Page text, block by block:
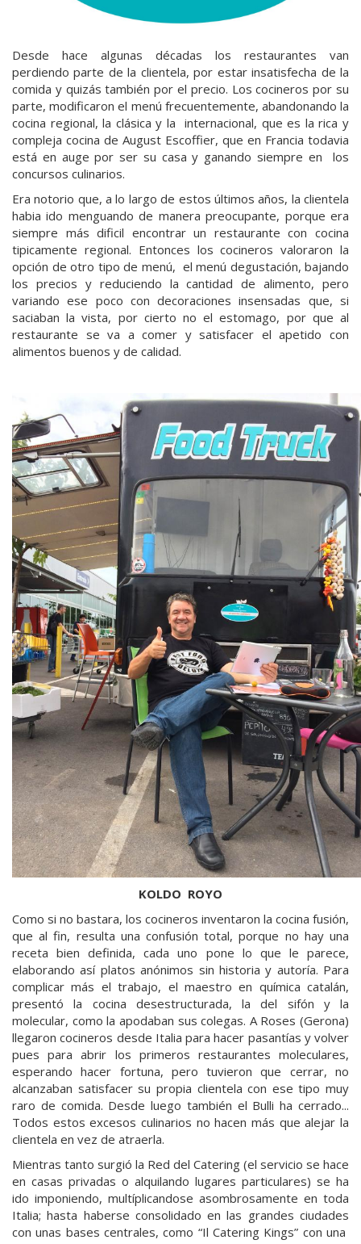
Desde hace algunas décadas los restaurantes van
perdiendo parte de la clientela, por estar insatisfecha de la
comida y quizás también por el precio. Los cocineros por su
parte, modificaron el menú frecuentemente, abandonando la
cocina regional, la clásica y la internacional, que es la rica y
compleja cocina de August Escoffier, que en Francia todavia
está en auge por ser su casa y ganando siempre en los
concursos culinarios.
Era notorio que, a lo largo de estos últimos años, la clientela
habia ido menguando de manera preocupante, porque era
siempre más dificil encontrar un restaurante con cocina
tipicamente regional. Entonces los cocineros valoraron la
opción de otro tipo de menú, el menú degustación, bajando
los precios y reduciendo la cantidad de alimento, pero
variando ese poco con decoraciones insensadas que, si
saciaban la vista, por cierto no el estomago, por que al
restaurante se va a comer y satisfacer el apetido con
alimentos buenos y de calidad.
KOLDO ROYO
Como si no bastara, los cocineros inventaron la cocina fusión,
que al fin, resulta una confusión total, porque no hay una
receta bien definida, cada uno pone lo que le parece,
elaborando así platos anónimos sin historia y autoría. Para
complicar más el trabajo, el maestro en química catalán,
presentó la cocina desestructurada, la del sifón y la
molecular, como la apodaban sus colegas. A Roses (Gerona)
llegaron cocineros desde Italia para hacer pasantías y volver
pues para abrir los primeros restaurantes moleculares,
esperando hacer fortuna, pero tuvieron que cerrar, no
alcanzaban satisfacer su propia clientela con ese tipo muy
raro de comida. Desde luego también el Bulli ha cerrado...
Todos estos excesos culinarios no hacen más que alejar la
clientela en vez de atraerla.
Mientras tanto surgió la Red del Catering (el servicio se hace
en casas privadas o alquilando lugares particulares) se ha
ido imponiendo, multíplicandose asombrosamente en toda
Italia; hasta haberse consolidado en las grandes ciudades
con unas bases centrales, como “Il Catering Kings” con una